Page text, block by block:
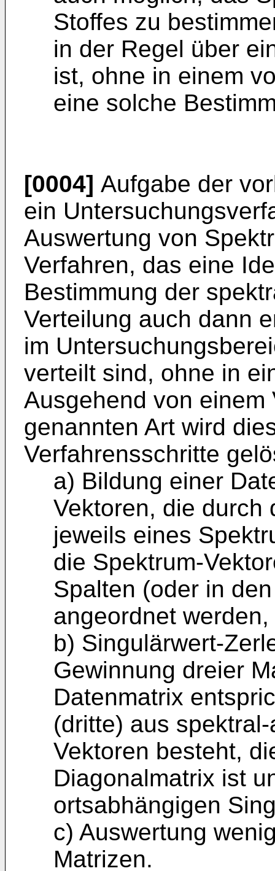
Stoffes zu
in der Regel über
ist, ohne in einem
eine solche
[0004] Aufgabe der
ein
Auswertung von
Verfahren, das eine
Bestimmung der
Verteilung auch dann
im
verteilt sind, ohne in
Ausgehend von
genannten Art wird
Verfahrensschritte
a) Bildung einer
Vektoren, die durch
jeweils eines
die Spektrum-
Spalten (oder in
angeordnet werden,
b) Singulärwert-
Gewinnung dreier
Datenmatrix
(dritte) aus
Vektoren besteht,
Diagonalmatrix ist
ortsabhängigen
c) Auswertung
Matrizen.